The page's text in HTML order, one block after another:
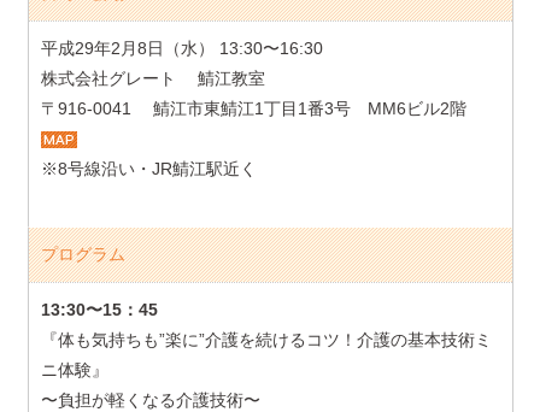
平成29年2月8日（水） 13:30〜16:30
株式会社グレート 鯖江教室
〒916-0041 鯖江市東鯖江1丁目1番3号 MM6ビル2階
※8号線沿い・JR鯖江駅近く
プログラム
13:30〜15：45
『体も気持ちも”楽に”介護を続けるコツ！介護の基本技術ミ
ニ体験』
〜負担が軽くなる介護技術〜